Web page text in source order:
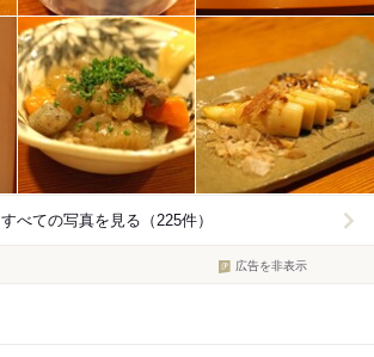
すべての写真を見る（225件）
広告を非表示